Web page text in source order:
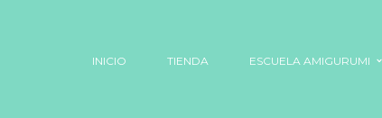
INICIO TIENDA ESCUELA AMIGURUMI